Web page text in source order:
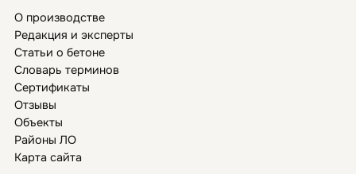
О производстве
Редакция и эксперты
Статьи о бетоне
Словарь терминов
Сертификаты
Отзывы
Объекты
Районы ЛО
Карта сайта